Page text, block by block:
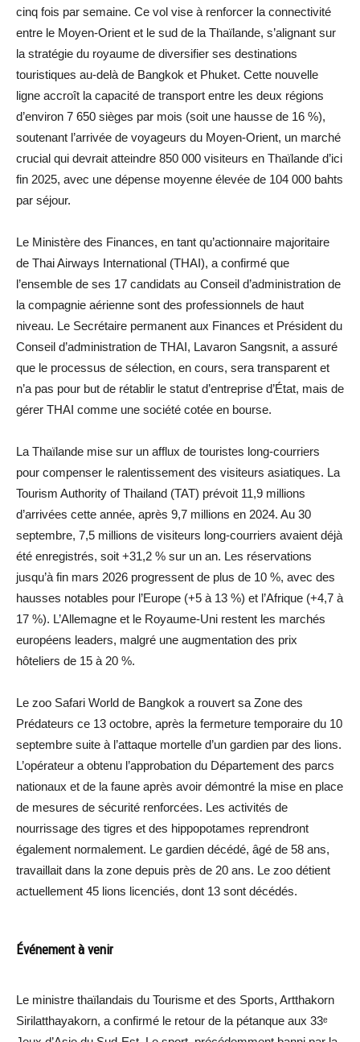
cinq fois par semaine. Ce vol vise à renforcer la connectivité
entre le Moyen-Orient et le sud de la Thaïlande, s’alignant sur
la stratégie du royaume de diversifier ses destinations
touristiques au-delà de Bangkok et Phuket. Cette nouvelle
ligne accroît la capacité de transport entre les deux régions
d’environ 7 650 sièges par mois (soit une hausse de 16 %),
soutenant l’arrivée de voyageurs du Moyen-Orient, un marché
crucial qui devrait atteindre 850 000 visiteurs en Thaïlande d’ici
fin 2025, avec une dépense moyenne élevée de 104 000 bahts
par séjour.
Le Ministère des Finances, en tant qu’actionnaire majoritaire
de Thai Airways International (THAI), a confirmé que
l’ensemble de ses 17 candidats au Conseil d’administration de
la compagnie aérienne sont des professionnels de haut
niveau. Le Secrétaire permanent aux Finances et Président du
Conseil d’administration de THAI, Lavaron Sangsnit, a assuré
que le processus de sélection, en cours, sera transparent et
n’a pas pour but de rétablir le statut d’entreprise d’État, mais de
gérer THAI comme une société cotée en bourse.
La Thaïlande mise sur un afflux de touristes long-courriers
pour compenser le ralentissement des visiteurs asiatiques. La
Tourism Authority of Thailand (TAT) prévoit 11,9 millions
d’arrivées cette année, après 9,7 millions en 2024. Au 30
septembre, 7,5 millions de visiteurs long-courriers avaient déjà
été enregistrés, soit +31,2 % sur un an. Les réservations
jusqu’à fin mars 2026 progressent de plus de 10 %, avec des
hausses notables pour l’Europe (+5 à 13 %) et l’Afrique (+4,7 à
17 %). L’Allemagne et le Royaume-Uni restent les marchés
européens leaders, malgré une augmentation des prix
hôteliers de 15 à 20 %.
Le zoo Safari World de Bangkok a rouvert sa Zone des
Prédateurs ce 13 octobre, après la fermeture temporaire du 10
septembre suite à l’attaque mortelle d’un gardien par des lions.
L’opérateur a obtenu l’approbation du Département des parcs
nationaux et de la faune après avoir démontré la mise en place
de mesures de sécurité renforcées. Les activités de
nourrissage des tigres et des hippopotames reprendront
également normalement. Le gardien décédé, âgé de 58 ans,
travaillait dans la zone depuis près de 20 ans. Le zoo détient
actuellement 45 lions licenciés, dont 13 sont décédés.
Événement à venir
Le ministre thaïlandais du Tourisme et des Sports, Artthakorn
Sirilatthayakorn, a confirmé le retour de la pétanque aux 33ᵉ